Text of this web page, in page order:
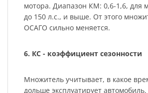
мотора. Диапазон КМ: 0,6-1,6, для
до 150 л.с., и выше. От этого
ОСАГО сильно меняется.
6. КС - коэффициент сезонности
Множитель учитывает, в какое
дольше эксплуатирует